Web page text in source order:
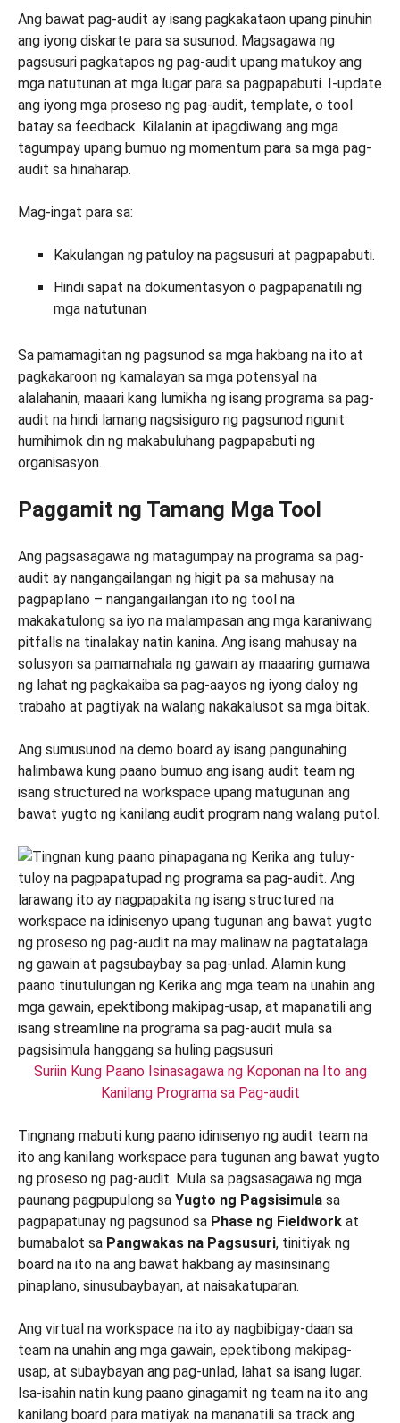
Ang bawat pag-audit ay isang pagkakataon upang pinuhin
ang iyong diskarte para sa susunod. Magsagawa ng
pagsusuri pagkatapos ng pag-audit upang matukoy ang
mga natutunan at mga lugar para sa pagpapabuti. I-update
ang iyong mga proseso ng pag-audit, template, o tool
batay sa feedback. Kilalanin at ipagdiwang ang mga
tagumpay upang bumuo ng momentum para sa mga pag-
audit sa hinaharap.
Mag-ingat para sa:
Kakulangan ng patuloy na pagsusuri at pagpapabuti.
Hindi sapat na dokumentasyon o pagpapanatili ng
mga natutunan
Sa pamamagitan ng pagsunod sa mga hakbang na ito at
pagkakaroon ng kamalayan sa mga potensyal na
alalahanin, maaari kang lumikha ng isang programa sa pag-
audit na hindi lamang nagsisiguro ng pagsunod ngunit
humihimok din ng makabuluhang pagpapabuti ng
organisasyon.
Paggamit ng Tamang Mga Tool
Ang pagsasagawa ng matagumpay na programa sa pag-
audit ay nangangailangan ng higit pa sa mahusay na
pagpaplano – nangangailangan ito ng tool na
makakatulong sa iyo na malampasan ang mga karaniwang
pitfalls na tinalakay natin kanina. Ang isang mahusay na
solusyon sa pamamahala ng gawain ay maaaring gumawa
ng lahat ng pagkakaiba sa pag-aayos ng iyong daloy ng
trabaho at pagtiyak na walang nakakalusot sa mga bitak.
Ang sumusunod na demo board ay isang pangunahing
halimbawa kung paano bumuo ang isang audit team ng
isang structured na workspace upang matugunan ang
bawat yugto ng kanilang audit program nang walang putol.
Suriin Kung Paano Isinasagawa ng Koponan na Ito ang
Kanilang Programa sa Pag-audit
Tingnang mabuti kung paano idinisenyo ng audit team na
ito ang kanilang workspace para tugunan ang bawat yugto
ng proseso ng pag-audit. Mula sa pagsasagawa ng mga
paunang pagpupulong sa Yugto ng Pagsisimula sa
pagpapatunay ng pagsunod sa Phase ng Fieldwork at
bumabalot sa Pangwakas na Pagsusuri, tinitiyak ng
board na ito na ang bawat hakbang ay masinsinang
pinaplano, sinusubaybayan, at naisakatuparan.
Ang virtual na workspace na ito ay nagbibigay-daan sa
team na unahin ang mga gawain, epektibong makipag-
usap, at subaybayan ang pag-unlad, lahat sa isang lugar.
Isa-isahin natin kung paano ginagamit ng team na ito ang
kanilang board para matiyak na mananatili sa track ang